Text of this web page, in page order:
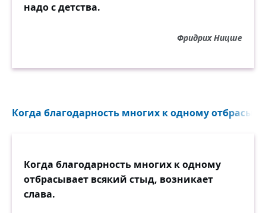
надо с детства.
Фридрих Ницше
Когда благодарность многих к одному
Когда благодарность многих к одному
отбрасывает всякий стыд, возникает
слава.